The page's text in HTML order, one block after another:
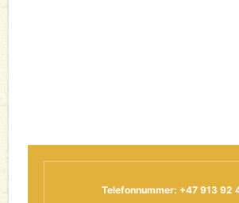
Telefonnummer: +47 913 92